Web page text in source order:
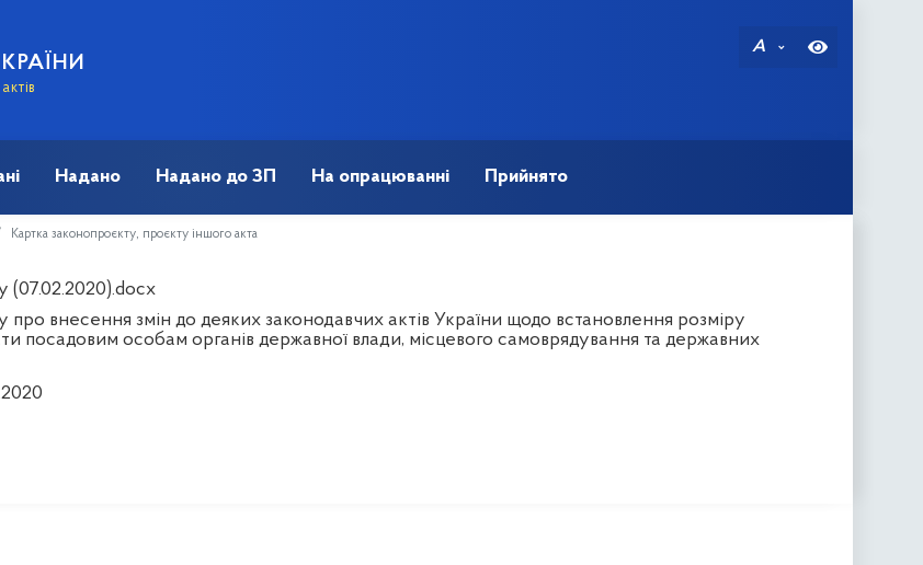
A
Надано Надано до ЗП На опрацюванні Прийнято
Картка законопроєкту, проєкту іншого акта
(07.02.2020).docx
про внесення змін до деяких законодавчих актів України щодо встановлення розміру
посадовим особам органів державної влади, місцевого самоврядування та державних